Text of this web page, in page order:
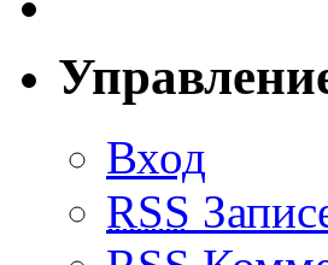
Вход
RSS